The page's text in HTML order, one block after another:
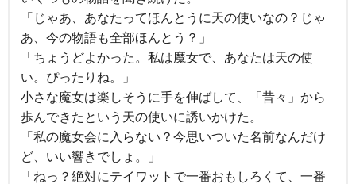
「じゃあ、あなたってほんとうに天の使いなの？じゃ
あ、今の物語も全部ほんとう？」
「ちょうどよかった。私は魔女で、あなたは天の使
い。ぴったりね。」
小さな魔女は楽しそうに手を伸ばして、「昔々」から
歩んできたという天の使いに誘いかけた。
「私の魔女会に入らない？今思いついた名前なんだけ
ど、いい響きでしょ。」
「ねっ？絶対にテイワットで一番おもしろくて、一番